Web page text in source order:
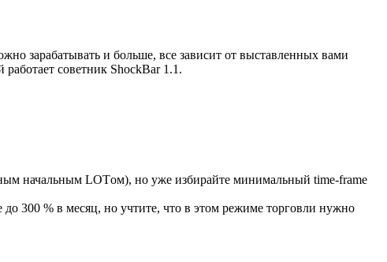
зарабатывать и больше, все зависит от выставленных вами
советник ShockBar 1.1.
начальным LOTом), но уже избирайте минимальный time-frame
300 % в месяц, но учтите, что в этом режиме торговли нужно